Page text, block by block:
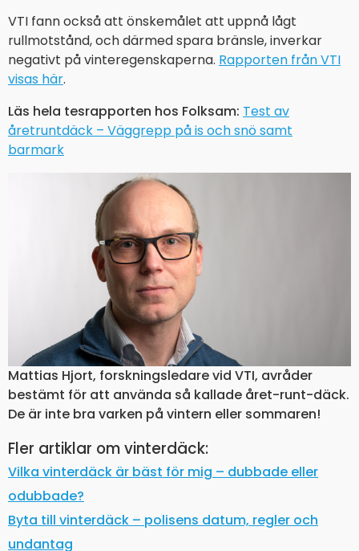
VTI fann också att önskemålet att uppnå lågt
rullmotstånd, och därmed spara bränsle, inverkar
negativt på vinteregenskaperna. Rapporten från VTI
visas här.
Läs hela tesrapporten hos Folksam: Test av
åretruntdäck – Väggrepp på is och snö samt
barmark
Mattias Hjort, forskningsledare vid VTI, avråder
bestämt för att använda så kallade året-runt-däck.
De är inte bra varken på vintern eller sommaren!
Fler artiklar om vinterdäck:
Vilka vinterdäck är bäst för mig – dubbade eller
odubbade?
Byta till vinterdäck – polisens datum, regler och
undantag